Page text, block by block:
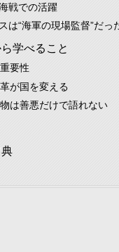
戦での活躍
は“海軍の現場監督”だっ
学べること
要性
が国を変える
は善悪だけで語れない